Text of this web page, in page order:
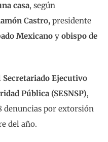
casa, según
Castro, presidente
Mexicano y obispo de
Secretariado Ejecutivo
Pública (SESNSP),
denuncias por extorsión
del año.